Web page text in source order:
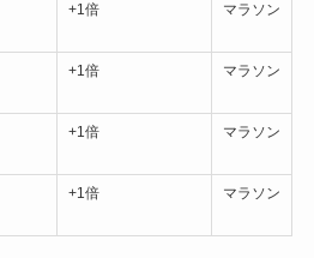
+1倍 マラソン
+1倍 マラソン
+1倍 マラソン
+1倍 マラソン